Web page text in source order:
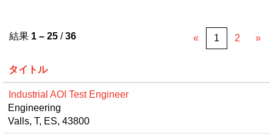
結果 1 – 25 /36 « 1 2 »
タイトル
Industrial AOI Test Engineer
Engineering
Valls, T, ES, 43800